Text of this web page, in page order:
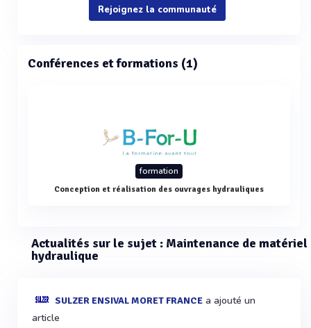
Rejoignez la communauté
Conférences et formations (1)
formation
Conception et réalisation des ouvrages hydrauliques
Actualités sur le sujet : Maintenance de matériel
hydraulique
SULZER ENSIVAL MORET FRANCE a ajouté un
article